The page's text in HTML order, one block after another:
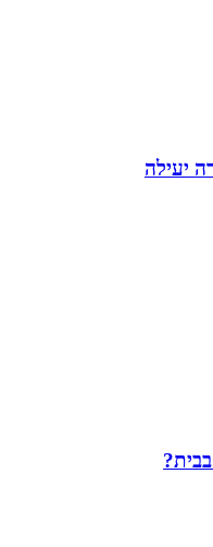
יעילה